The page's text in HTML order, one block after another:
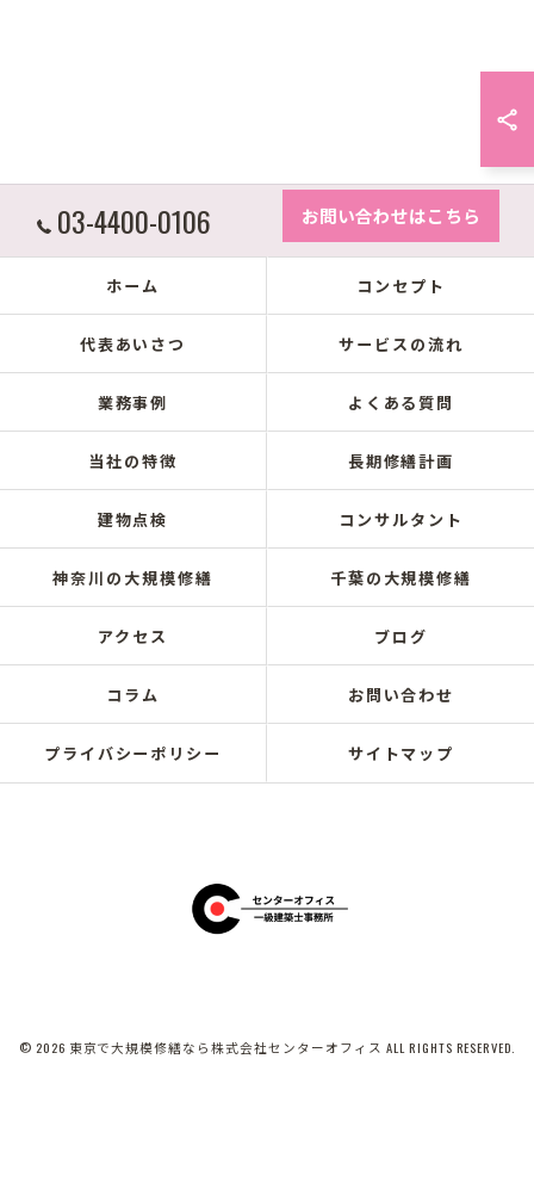
03-4400-0106 お問い合わせはこちら
ホーム コンセプト
代表あいさつ サービスの流れ
業務事例 よくある質問
当社の特徴 長期修繕計画
建物点検 コンサルタント
神奈川の大規模修繕 千葉の大規模修繕
アクセス ブログ
コラム お問い合わせ
プライバシーポリシー サイトマップ
© 2026 東京で大規模修繕なら株式会社センターオフィス ALL RIGHTS RESERVED.